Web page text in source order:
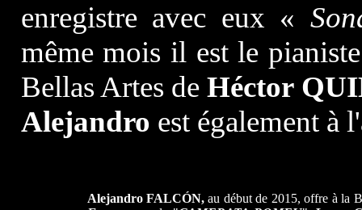
enregistre avec eux «
même mois il est le
Bellas Artes de Héctor
Alejandro est également à
Alejandro FALCÓN,au début de 2015, offre à la